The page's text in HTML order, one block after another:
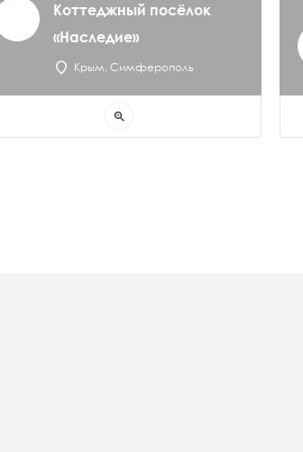
Коттеджный посёлок
«Наследие»
Крым, Симферополь
zoom_in